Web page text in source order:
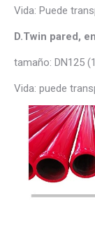
Vida: Puede
D.Twin pared,
tamaño: DN125
Vida: puede